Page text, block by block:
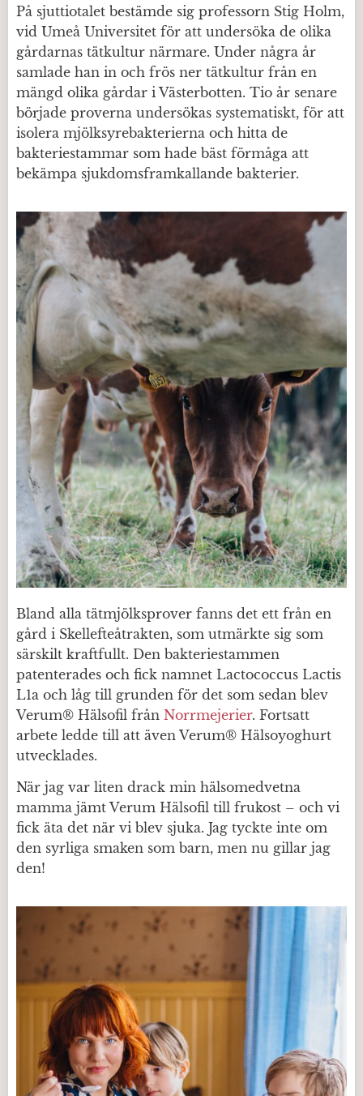
På sjuttiotalet bestämde sig professorn Stig Holm,
vid Umeå Universitet för att undersöka de olika
gårdarnas tätkultur närmare. Under några år
samlade han in och frös ner tätkultur från en
mängd olika gårdar i Västerbotten. Tio år senare
började proverna undersökas systematiskt, för att
isolera mjölksyrebakterierna och hitta de
bakteriestammar som hade bäst förmåga att
bekämpa sjukdomsframkallande bakterier.
Bland alla tätmjölksprover fanns det ett från en
gård i Skellefteåtrakten, som utmärkte sig som
särskilt kraftfullt. Den bakteriestammen
patenterades och fick namnet Lactococcus Lactis
L1a och låg till grunden för det som sedan blev
Verum® Hälsofil från Norrmejerier. Fortsatt
arbete ledde till att även Verum® Hälsoyoghurt
utvecklades.
När jag var liten drack min hälsomedvetna
mamma jämt Verum Hälsofil till frukost – och vi
fick äta det när vi blev sjuka. Jag tyckte inte om
den syrliga smaken som barn, men nu gillar jag
den!